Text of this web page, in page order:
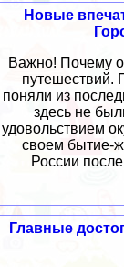
Новые
Важно! Почему
путешествий.
поняли из
здесь не
удовольствием
своем бытие-
России
Главные